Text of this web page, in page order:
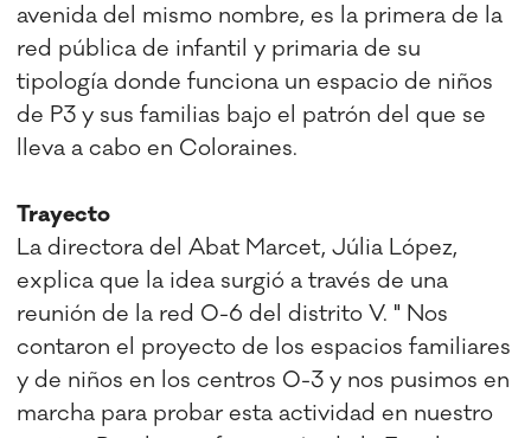
avenida del mismo nombre, es la primera de la
red pública de infantil y primaria de su
tipología donde funciona un espacio de niños
de P3 y sus familias bajo el patrón del que se
lleva a cabo en Coloraines.
Trayecto
La directora del Abat Marcet, Júlia López,
explica que la idea surgió a través de una
reunión de la red 0-6 del distrito V. " Nos
contaron el proyecto de los espacios familiares
y de niños en los centros 0-3 y nos pusimos en
marcha para probar esta actividad en nuestro